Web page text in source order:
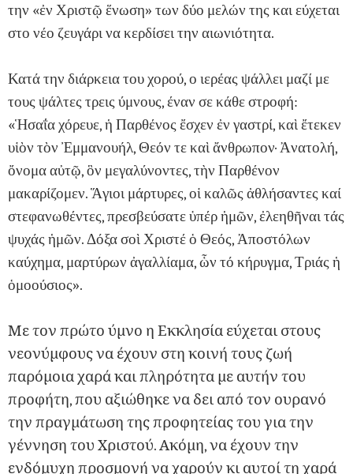
την «ἐν Χριστῷ ἕνωση» των δύο μελών της και εύχεται
στο νέο ζευγάρι να κερδίσει την αιωνιότητα.
Κατά την διάρκεια του χορού, ο ιερέας ψάλλει μαζί με
τους ψάλτες τρεις ύμνους, έναν σε κάθε στροφή:
«Ἡσαΐα χόρευε, ἡ Παρθένος ἔσχεν ἐν γαστρί, καὶ ἔτεκεν
υἱὸν τὸν Ἐμμανουήλ, Θεόν τε καὶ ἄνθρωπον· Ἀνατολή,
ὄνομα αὐτῷ, ὃν μεγαλύνοντες, τὴν Παρθένον
μακαρίζομεν. Ἅγιοι μάρτυρες, οἱ καλῶς ἀθλήσαντες καί
στεφανωθέντες, πρεσβεύσατε ὑπέρ ἡμῶν, ἐλεηθῆναι τάς
ψυχάς ἡμῶν. Δόξα σοὶ Χριστέ ὁ Θεός, Ἀποστόλων
καύχημα, μαρτύρων ἀγαλλίαμα, ὧν τό κήρυγμα, Τριάς ἡ
ὁμοούσιος».
Με τον πρώτο ύμνο η Εκκλησία εύχεται στους
νεονύμφους να έχουν στη κοινή τους ζωή
παρόμοια χαρά και πληρότητα με αυτήν του
προφήτη, που αξιώθηκε να δει από τον ουρανό
την πραγμάτωση της προφητείας του για την
γέννηση του Χριστού. Ακόμη, να έχουν την
ενδόμυχη προσμονή να χαρούν κι αυτοί τη χαρά